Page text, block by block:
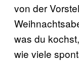
von der
was du
wie viele